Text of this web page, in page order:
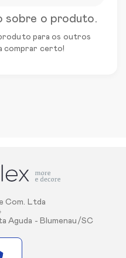
sobre o produto.
para os outros
comprar certo!
Com. Ltda
Aguda - Blumenau/SC